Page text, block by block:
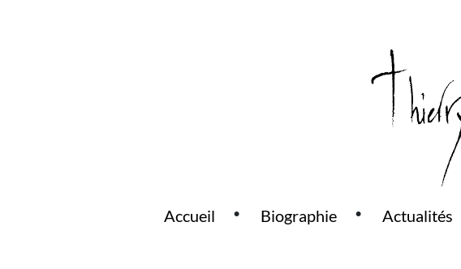
Main Navigation
Accueil Biographie Actualités